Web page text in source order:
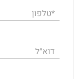
*טלפון
דוא״ל